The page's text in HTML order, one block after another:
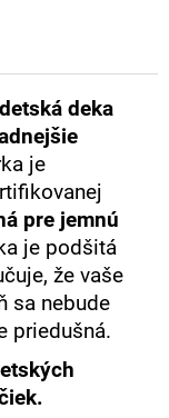
deka
je
pre jemnú
je podšitá
že vaše
sa nebude
priedušná.